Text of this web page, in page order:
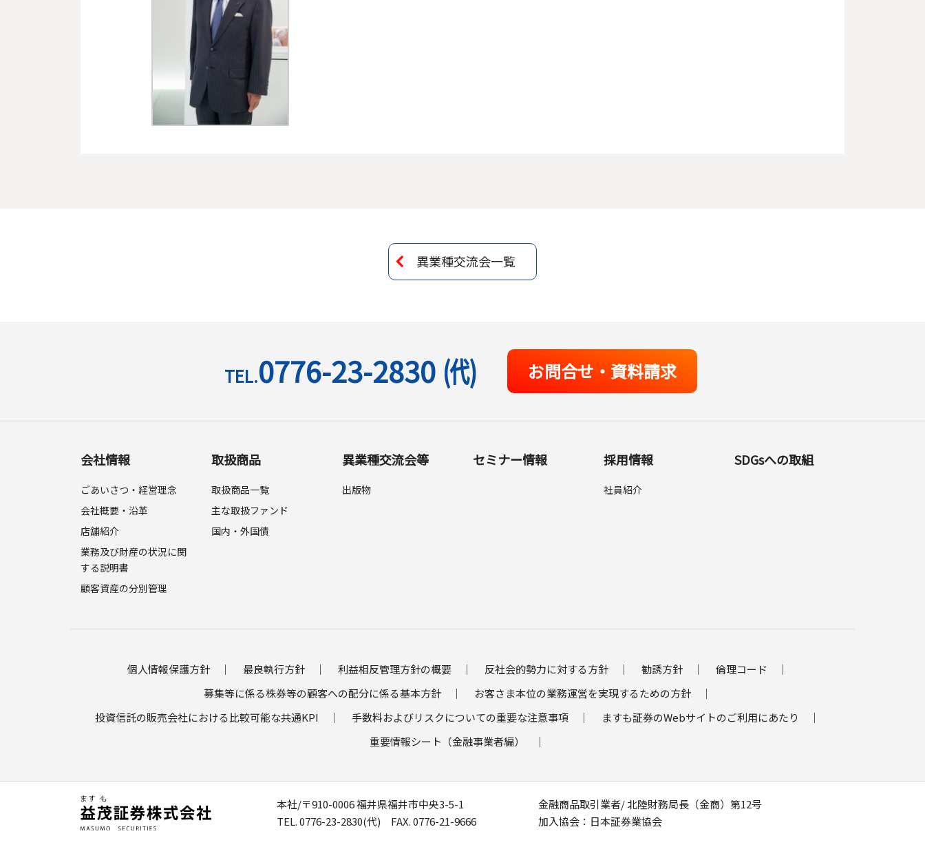
異業種交流会一覧
TEL.0776-23-2830 (代) お問合せ・資料請求
会社情報
ごあいさつ・経営理念
会社概要・沿革
店舗紹介
業務及び財産の状況に関
する説明書
顧客資産の分別管理
取扱商品
取扱商品一覧
主な取扱ファンド
国内・外国債
異業種交流会等
出版物
セミナー情報 採用情報
社員紹介
SDGsへの取組
個人情報保護方針 最良執行方針 利益相反管理方針の概要 反社会的勢力に対する方針 勧誘方針
倫理コード
募集等に係る株券等の顧客への配分に係る基本方針
お客さま本位の業務運営を実現するための方針
投資信託の販売会社における比較可能な共通KPI
手数料およびリスクについての重要な注意事項
ますも証券のWebサイトのご利用にあたり
重要情報シート（金融事業者編）
本社/〒910-0006福井県福井市中央3-5-1
TEL. 0776-23-2830(代) FAX. 0776-21-9666
金融商品取引業者/ 北陸財務局長（金商）第12号
加入協会：日本証券業協会